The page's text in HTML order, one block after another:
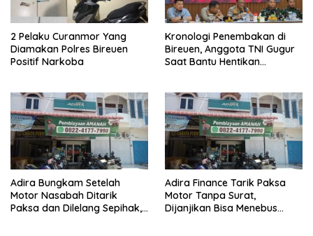
2 Pelaku Curanmor Yang
Diamakan Polres Bireuen
Positif Narkoba
Kronologi Penembakan di
Bireuen, Anggota TNI Gugur
Saat Bantu Hentikan
Adira Bungkam Setelah
Motor Nasabah Ditarik
Paksa dan Dilelang Sepihak,
Adira Finance Tarik Paksa
Motor Tanpa Surat,
Dijanjikan Bisa Menebus